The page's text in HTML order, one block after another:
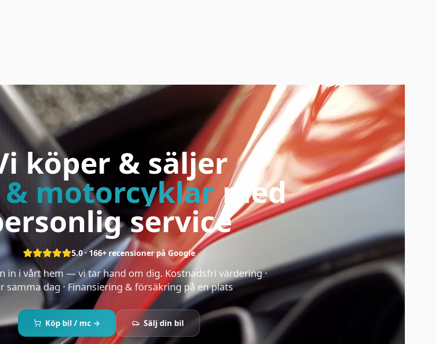
köper & säljer
motorcyklar med
service
5.0·166+ recensioner på Google
in i vårt hem — vi tar hand om dig. Kostnadsfri värdering ·
samma dag · Finansiering & försäkring på en plats
Köp bil / mc → Sälj din bil